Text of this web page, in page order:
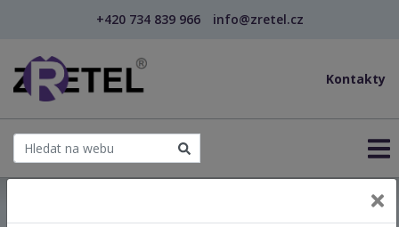
+420 734 839 966 info@zretel.cz
Kontakty